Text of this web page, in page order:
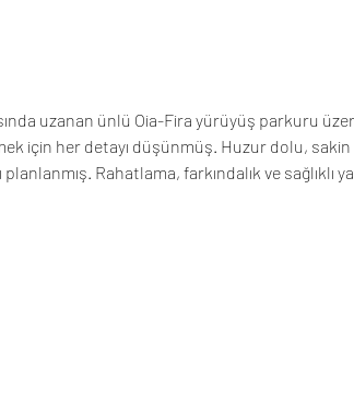
uzanan ünlü Oia-Fira yürüyüş parkuru
için her detayı düşünmüş. Huzur dolu,
Rahatlama, farkındalık ve sağlıklı